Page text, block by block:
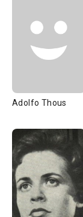
Adolfo Thous